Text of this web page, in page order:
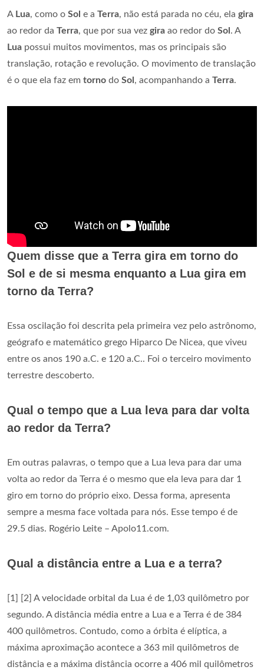
A Lua, como o Sol e a Terra, não está parada no céu, ela gira
ao redor da Terra, que por sua vez gira ao redor do Sol . A
Lua possui muitos movimentos, mas os principais são
translação, rotação e revolução. O movimento de translação
é o que ela faz em torno do Sol , acompanhando a Terra.
Quem disse que a Terra gira em torno do
Sol e de si mesma enquanto a Lua gira em
torno da Terra?
Essa oscilação foi descrita pela primeira vez pelo astrônomo,
geógrafo e matemático grego Hiparco De Nicea, que viveu
entre os anos 190 a.C. e 120 a.C.. Foi o terceiro movimento
terrestre descoberto.
Qual o tempo que a Lua leva para dar volta
ao redor da Terra?
Em outras palavras, o tempo que a Lua leva para dar uma
volta ao redor da Terra é o mesmo que ela leva para dar 1
giro em torno do próprio eixo. Dessa forma, apresenta
sempre a mesma face voltada para nós. Esse tempo é de
29.5 dias. Rogério Leite – Apolo11.com.
Qual a distância entre a Lua e a terra?
[1] [2] A velocidade orbital da Lua é de 1,03 quilômetro por
segundo. A distância média entre a Lua e a Terra é de 384
400 quilômetros. Contudo, como a órbita é elíptica, a
máxima aproximação acontece a 363 mil quilômetros de
distância e a máxima distância ocorre a 406 mil quilômetros